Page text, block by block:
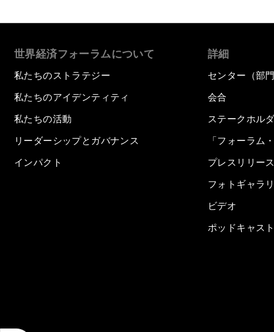
世界経済フォーラムについて
私たちのストラテジー
私たちのアイデンティティ
私たちの活動
リーダーシップとガバナンス
インパクト
詳細
センター（部門
会合
ステークホル
「フォーラム
プレスリリース
フォトギャラ
ビデオ
ポッドキャスト